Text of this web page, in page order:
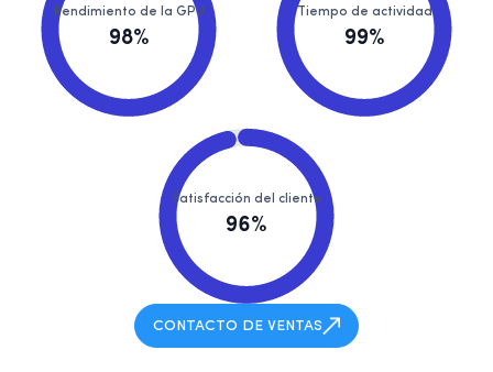
Rendimiento de la GPU
98%
Tiempo de actividad
99%
Satisfacción del cliente
96%
CONTACTO DE VENTAS